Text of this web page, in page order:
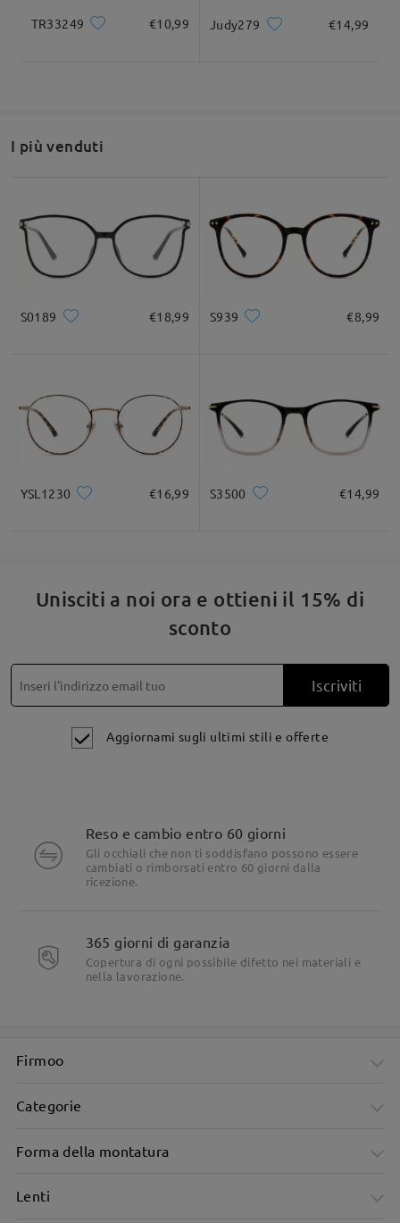
TR33249 €10,99 Judy279 €14,99
I più venduti
S0189 €18,99 S939 €8,99
YSL1230 €16,99 S3500 €14,99
Unisciti a noi ora e ottieni il 15% di
sconto
Iscriviti
Aggiornami sugli ultimi stili e offerte
Reso e cambio entro 60 giorni
Gli occhiali che non ti soddisfano possono essere
cambiati o rimborsati entro 60 giorni dalla
ricezione.
365 giorni di garanzia
Copertura di ogni possibile difetto nei materiali e
nella lavorazione.
Firmoo
Categorie
Forma della montatura
Lenti